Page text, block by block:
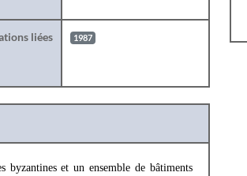
liées 1987
et un ensemble de bâtiments